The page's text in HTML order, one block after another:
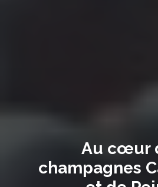
Au cœur
champagnes